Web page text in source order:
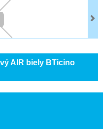
AIR biely BTicino